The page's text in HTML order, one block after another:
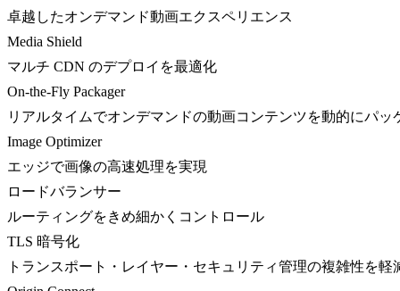
卓越したオンデマンド動画エクスペリエンス
Media Shield
マルチ CDN のデプロイを最適化
On-the-Fly Packager
リアルタイムでオンデマンドの動画コンテンツを動的にパッ
Image Optimizer
エッジで画像の高速処理を実現
ロードバランサー
ルーティングをきめ細かくコントロール
TLS 暗号化
トランスポート・レイヤー・セキュリティ管理の複雑性を軽